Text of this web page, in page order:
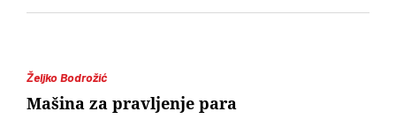
Željko Bodrožić
Mašina za pravljenje para